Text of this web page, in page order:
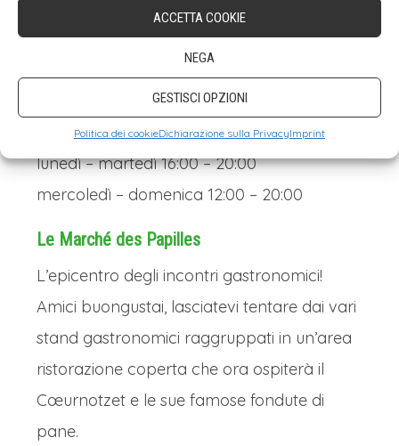
ACCETTA COOKIE
NEGA
GESTISCI OPZIONI
Politica dei cookieDichiarazione sulla PrivacyImprint
Natale addobbato sono visibili attraverso la
facciata in vetro e conferiscono al mercato
Orari:
lunedì – martedì 16:00 – 20:00
mercoledì – domenica 12:00 – 20:00
Le Marché des Papilles
L’epicentro degli incontri gastronomici!
Amici buongustai, lasciatevi tentare dai vari
stand gastronomici raggruppati in un’area
ristorazione coperta che ora ospiterà il
Cœurnotzet e le sue famose fondute di
pane.